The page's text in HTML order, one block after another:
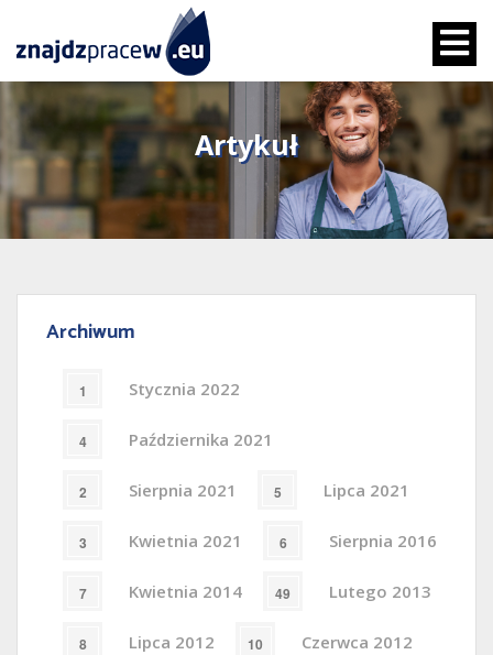
Artykuł
Archiwum
1 Stycznia 2022
4 Października 2021
2 Sierpnia 2021 5 Lipca 2021
3 Kwietnia 2021 6 Sierpnia 2016
7 Kwietnia 2014 49 Lutego 2013
8 Lipca 2012 10 Czerwca 2012